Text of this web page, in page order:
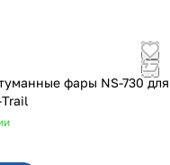
фары NS-730 для